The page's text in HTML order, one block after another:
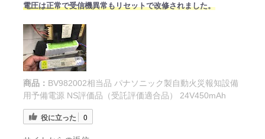
電圧は正常で受信機異常もリセットで改修されました。
商品： BV982002相当品 パナソニック製自動火災報知設備
用予備電源 NS評価品（受託評価適合品） 24V450mAh
役に立った 0